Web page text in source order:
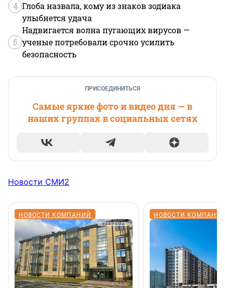
4 Глоба назвала, кому из знаков зодиака
улыбнется удача
5
Надвигается волна пугающих вирусов —
ученые потребовали срочно усилить
безопасность
ПРИСОЕДИНИТЬСЯ
Самые яркие фото и видео дня — в
наших группах в социальных сетях
Новости СМИ2
НОВОСТИ КОМПАНИЙ НОВОСТИ